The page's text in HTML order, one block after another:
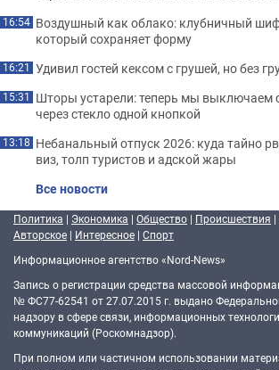
16:54 Воздушный как облако: клубничный
который сохраняет форму
16:21 Удивил гостей кексом с грушей, но без
15:31 Шторы устарели: теперь мы выключаем
через стекло одной кнопкой
13:18 Небанальный отпуск 2026: куда тайно
виз, толп туристов и адской жары
Все новости
Политика | Экономика | Общество | Происшествия |
Авторское | Интересное | Спорт
Информационное агентство «Nord-News»
Запись о регистрации средства массовой
№ ФС77-62541 от 27.07.2015 г. выдано
надзору в сфере связи, информационных
коммуникаций (Роскомнадзор).
При полном или частичном использовании